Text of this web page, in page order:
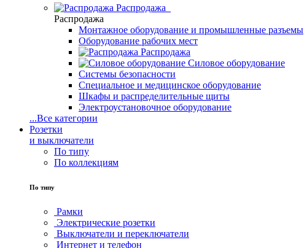
Распродажа
Распродажа
Монтажное оборудование и промышленные разъемы
Оборудование рабочих мест
Распродажа
Силовое оборудование
Системы безопасности
Специальное и медицинское оборудование
Шкафы и распределительные щиты
Электроустановочное оборудование
...Все категории
Розетки
и выключатели
По типу
По коллекциям
По типу
Рамки
Электрические розетки
Выключатели и переключатели
Интернет и телефон